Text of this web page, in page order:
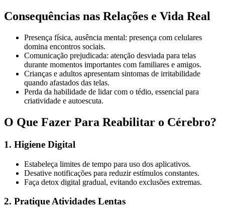
Consequências nas Relações e Vida Real
Presença física, ausência mental: presença com celulares
domina encontros sociais.
Comunicação prejudicada: atenção desviada para telas
durante momentos importantes com familiares e amigos.
Crianças e adultos apresentam sintomas de irritabilidade
quando afastados das telas.
Perda da habilidade de lidar com o tédio, essencial para
criatividade e autoescuta.
O Que Fazer Para Reabilitar o Cérebro?
1. Higiene Digital
Estabeleça limites de tempo para uso dos aplicativos.
Desative notificações para reduzir estímulos constantes.
Faça detox digital gradual, evitando exclusões extremas.
2. Pratique Atividades Lentas